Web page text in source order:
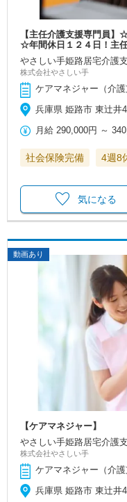
【主任介護支援専門員
☆年間休日１２４日！主
やさしい手姫路居宅介護
株式会社やさしい手
ケアマネジャー（介
兵庫県 姫路市 東辻井
月給 290,000円 ～
社会保険完備 4週8
気になる
動画あり
【ケアマネジャー】
やさしい手姫路居宅介護
株式会社やさしい手
ケアマネジャー（介
兵庫県 姫路市 東辻井